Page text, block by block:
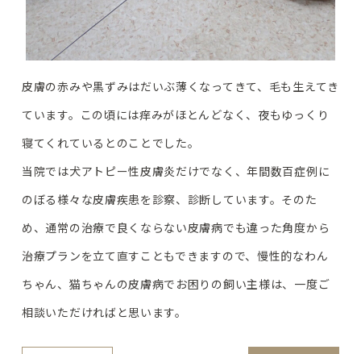
皮膚の赤みや黒ずみはだいぶ薄くなってきて、毛も生えてき
ています。この頃には痒みがほとんどなく、夜もゆっくり
寝てくれているとのことでした。
当院では犬アトピー性皮膚炎だけでなく、年間数百症例に
のぼる様々な皮膚疾患を診察、診断しています。そのた
め、通常の治療で良くならない皮膚病でも違った角度から
治療プランを立て直すこともできますので、慢性的なわん
ちゃん、猫ちゃんの皮膚病でお困りの飼い主様は、一度ご
相談いただければと思います。